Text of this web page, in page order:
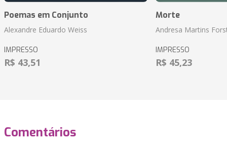
Poemas em Conjunto
Alexandre Eduardo Weiss
IMPRESSO
R$ 43,51
Morte
Andresa Martins
IMPRESSO
R$ 45,23
Comentários